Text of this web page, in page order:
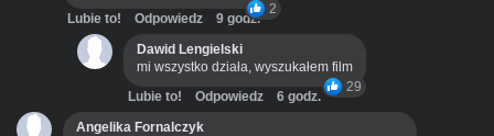
2
Lubie to! Odpowiedz
9 godz.
Dawid Lengielski
mi wszystko działa, wyszukałem film
29
Lubie to! Odpowiedz
6 godz.
Angelika Fornalczyk